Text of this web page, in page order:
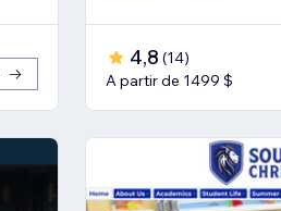
4,8 (14)
A partir de 1499 $